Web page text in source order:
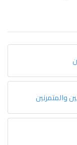
والمتمرنين